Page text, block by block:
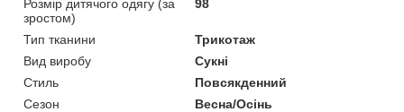
Розмір дитячого одягу (за
зростом)
98
Тип тканини
Трикотаж
Вид виробу
Сукні
Стиль
Повсякденний
Сезон
Весна/Осінь